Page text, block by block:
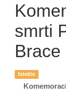
smrti
Isteklo